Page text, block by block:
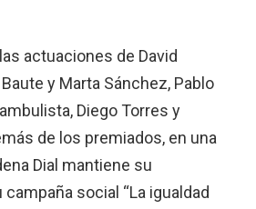
actuaciones de David
y Marta Sánchez, Pablo
Diego Torres y
de los premiados, en una
Dial mantiene su
social “La igualdad